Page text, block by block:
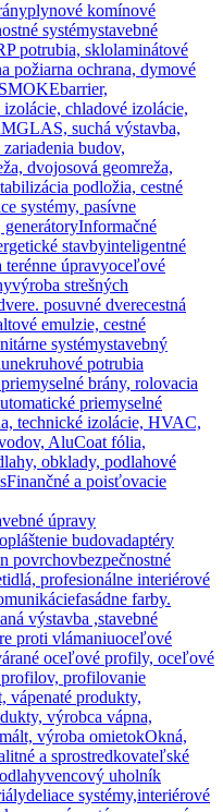
plynové komínové
systémystavebné
potrubia, sklolaminátové
požiarna ochrana, dymové
chladové izolácie,
suchá výstavba,
budov,
dvojosová geomreža,
podložia, cestné
systémy, pasívne
generátoryInformačné
stavbyinteligentné
terénne úpravyoceľové
výroba strešných
posuvné dverecestná
emulzie, cestné
systémystavebný
nekruhové potrubia
brány, rolovacia
priemyselné
technické izolácie, HVAC,
AluCoat fólia,
obklady, podlahové
Finančné a poisťovacie
úpravy
budovadaptéry
povrchovbezpečnostné
profesionálne interiérové
fasádne farby.
výstavba ,stavebné
proti vlámaniuoceľové
oceľové profily, oceľové
profilovanie
vápenaté produkty,
výrobca vápna,
výroba omietokOkná,
a sprostredkovateľské
vencový uholník
deliace systémy,interiérové